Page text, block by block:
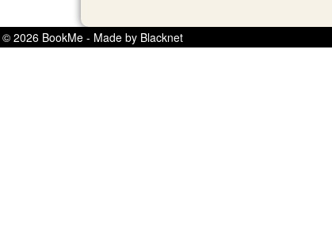
© 2026 BookMe - Made by Blacknet